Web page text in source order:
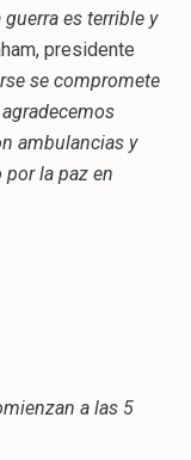
es terrible y
presidente
se compromete
ambulancias y
la paz en
a las 5